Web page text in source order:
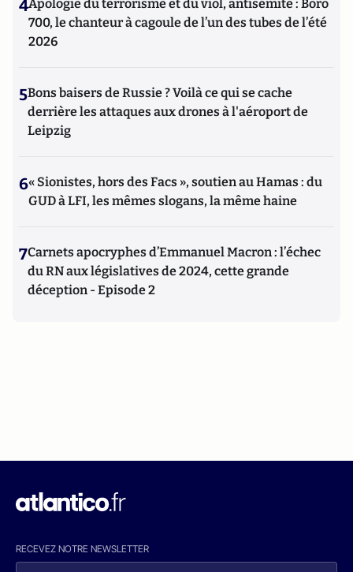
4Apologie du terrorisme et du viol, antisémite : Boro
700, le chanteur à cagoule de l’un des tubes de l’été
2026
5Bons baisers de Russie ? Voilà ce qui se cache
derrière les attaques aux drones à l'aéroport de
Leipzig
6« Sionistes, hors des Facs », soutien au Hamas : du
GUD à LFI, les mêmes slogans, la même haine
7Carnets apocryphes d’Emmanuel Macron : l’échec
du RN aux législatives de 2024, cette grande
déception - Episode 2
RECEVEZ NOTRE NEWSLETTER